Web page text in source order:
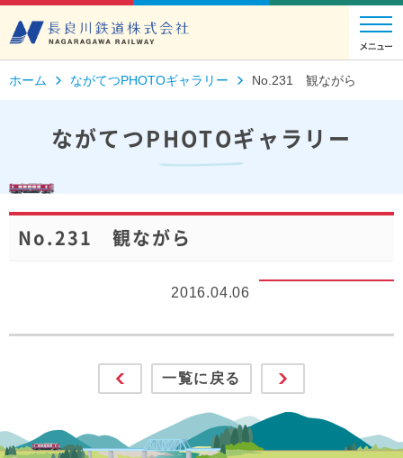
ホーム ながてつPHOTOギャラリー No.231 観ながら
ながてつPHOTOギャラリー
No.231 観ながら
2016.04.06
一覧に戻る